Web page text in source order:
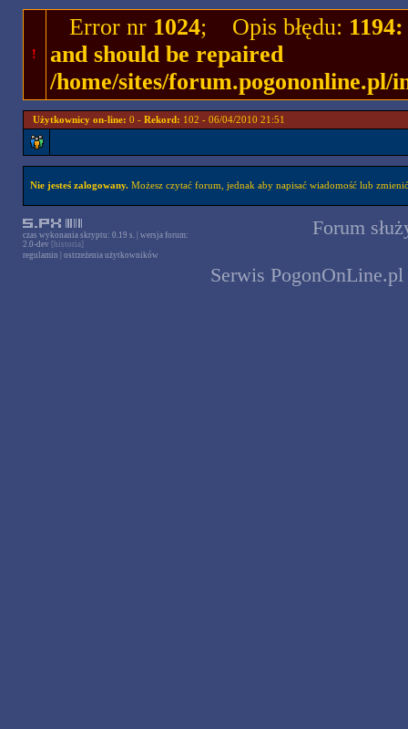
!
Error nr 1024; Opis błędu:
and should be repaired
/home/sites/forum.pogononline.pl/
Użytkownicy on-line: 0 - Rekord: 102 - 06/04/2010 21:51
Nie jesteś zalogowany.Możesz czytać forum, jednak aby napisać wiadomość lub
czas wykonania skryptu: 0.19 s. | wersja forum:
2.0-dev [historia]
regulamin
ostrzeżenia użytkowników
Forum
Serwis